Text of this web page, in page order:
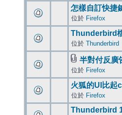
怎樣自訂快捷
位於 Firefox
Thunderbird
位於 Thunderbird
半對付反廣
位於 Firefox
火狐的UI比起
位於 Firefox
Thunderbird